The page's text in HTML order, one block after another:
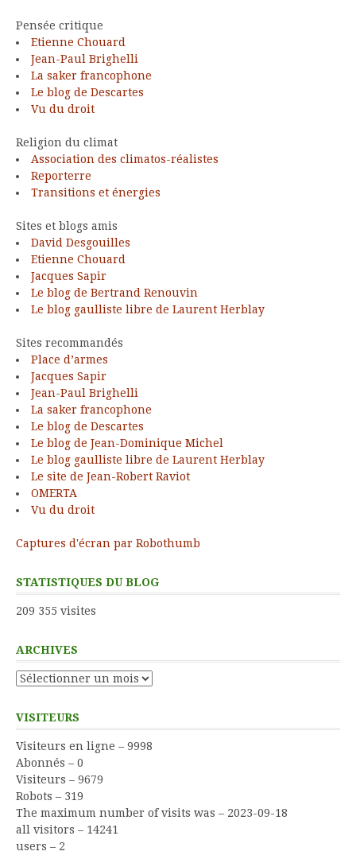
Pensée critique
Etienne Chouard
Jean-Paul Brighelli
La saker francophone
Le blog de Descartes
Vu du droit
Religion du climat
Association des climatos-réalistes
Reporterre
Transitions et énergies
Sites et blogs amis
David Desgouilles
Etienne Chouard
Jacques Sapir
Le blog de Bertrand Renouvin
Le blog gaulliste libre de Laurent Herblay
Sites recommandés
Place d’armes
Jacques Sapir
Jean-Paul Brighelli
La saker francophone
Le blog de Descartes
Le blog de Jean-Dominique Michel
Le blog gaulliste libre de Laurent Herblay
Le site de Jean-Robert Raviot
OMERTA
Vu du droit
Captures d'écran par Robothumb
STATISTIQUES DU BLOG
209 355 visites
ARCHIVES
Archives
VISITEURS
Visiteurs en ligne – 9998
Abonnés – 0
Visiteurs – 9679
Robots – 319
The maximum number of visits was – 2023-09-18
all visitors – 14241
users – 2